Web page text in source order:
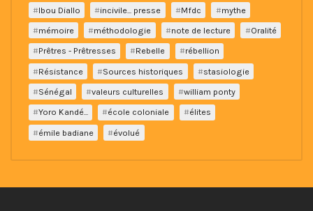
Ibou Diallo
incivile... presse Mfdc
mythe
mémoire
méthodologie note de lecture
Oralité
Prêtres - Prêtresses
Rebelle
rébellion
Résistance
Sources historiques
stasiologie
Sénégal
valeurs culturelles
william ponty
Yoro Kandé...
école coloniale
élites
émile badiane
évolué